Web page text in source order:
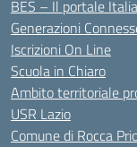
BES – Il portale
Generazioni
Iscrizioni On Line
Scuola in Chiaro
Ambito territoriale
USR Lazio
Comune di Rocca